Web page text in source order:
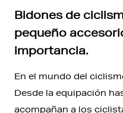
Bidones de
pequeño
importancia.
En el mundo del
Desde la equipación
acompañan a los